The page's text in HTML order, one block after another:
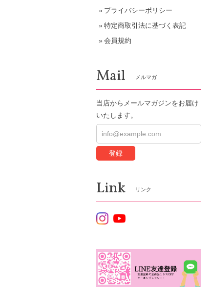
プライバシーポリシー
特定商取引法に基づく表記
会員規約
Mail メルマガ
当店からメールマガジンをお届け
いたします。
登録
Link リンク